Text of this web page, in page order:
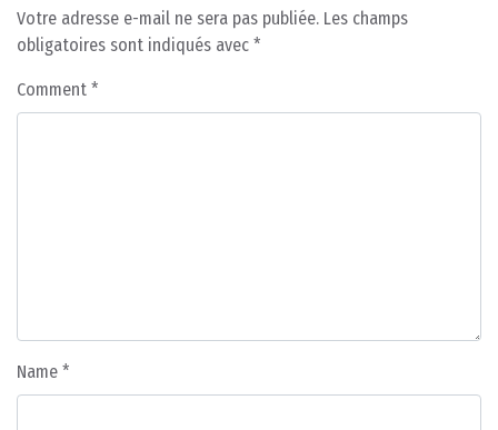
Votre adresse e-mail ne sera pas publiée. Les champs
obligatoires sont indiqués avec *
Comment *
Name *